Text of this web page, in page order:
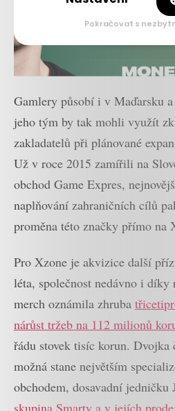
Gamlery působí i v Maďarsku
jeho tým by tak mohli využít
zakladatelů při plánované
Už v roce 2015 zamířili na
obchod Game Expres,
naplňování zahraničních cílů
proměna této značky přímo na
Pro Xzone je akvizice další
léta, společnost nedávno i
merch oznámila zhruba
nárůst tržeb na 112 milionů
řádu stovek tisíc korun. Dvojka
možná stane největším
obchodem, dosavadní jedničku
Pokračovat s